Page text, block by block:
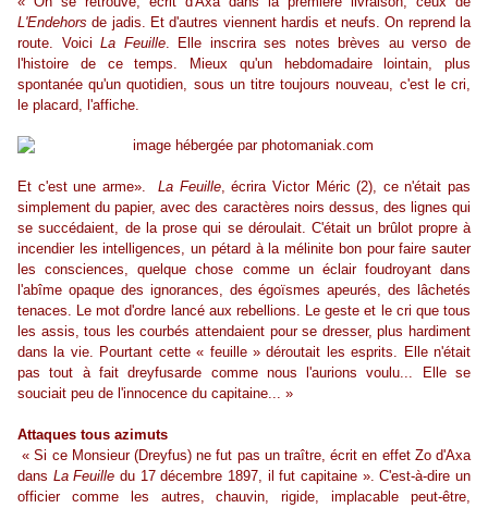
L'Endehors de jadis. Et d'autres viennent hardis et neufs. On reprend la
route. VoiciLa Feuille. Elle inscrira ses notes brèves au verso de
l'histoire de ce temps. Mieux qu'un hebdomadaire lointain, plus
spontanée qu'un quotidien, sous un titre toujours nouveau, c'est le cri,
le placard, l'affiche.
Et c'est une arme».La Feuille, écrira Victor Méric (2), ce n'était pas
simplement du papier, avec des caractères noirs dessus, des lignes qui
se succédaient, de la prose qui se déroulait. C'était un brûlot propre à
incendier les intelligences, un pétard à la mélinite bon pour faire sauter
les consciences, quelque chose comme un éclair foudroyant dans
l'abîme opaque des ignorances, des égoïsmes apeurés, des lâchetés
tenaces. Le mot d'ordre lancé aux rebellions. Le geste et le cri que tous
les assis, tous les courbés attendaient pour se dresser, plus hardiment
dans la vie. Pourtant cette « feuille » déroutait les esprits. Elle n'était
pas tout à fait dreyfusarde comme nous l'aurions voulu... Elle se
souciait peu de l'innocence du capitaine... »
Attaques tous azimuts
« Si ce Monsieur (Dreyfus) ne fut pas un traître, écrit en effet Zo d'Axa
dans La Feuille du 17 décembre 1897, il fut capitaine ». C'est-à-dire un
officier comme les autres, chauvin, rigide, implacable peut-être,